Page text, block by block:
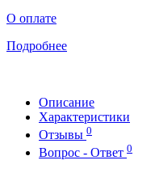
О оплате
Подробнее
Описание
Характеристики
Отзывы 0
Вопрос - Ответ 0